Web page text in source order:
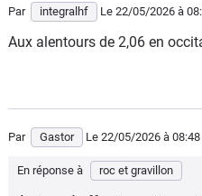
Par integralhf Le 22/05/2026 à
Aux alentours de 2,06 en
Par Gastor Le 22/05/2026 à 08:48
En réponse à roc et gravillon